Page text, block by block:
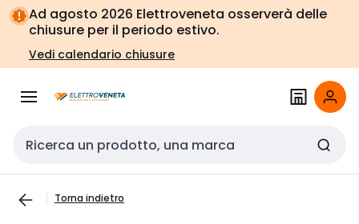
Vai alla
navigazione
Vai
alla
pagina
Ad agosto 2026 Elettroveneta osserverà delle
chiusure per il periodo estivo.
Vedi calendario chiusure
Cerca input
Torna indietro